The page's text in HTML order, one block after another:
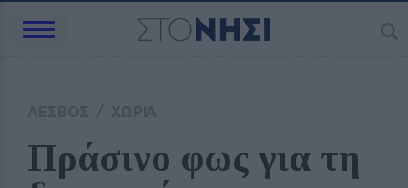
Πράσινο φως για τη